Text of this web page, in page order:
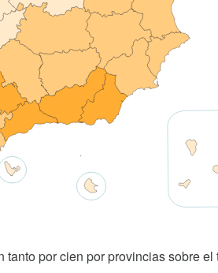
tanto por cien por provincias sobre